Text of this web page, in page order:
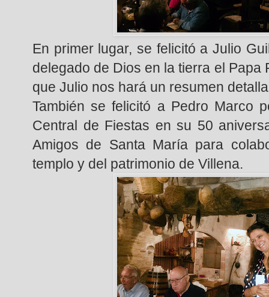
En primer lugar, se felicitó a Julio
delegado de Dios en la tierra el Papa
que Julio nos hará un resumen
También se felicitó a Pedro Marco
Central de Fiestas en su 50
Amigos de Santa María para
templo y del patrimonio de Villena.